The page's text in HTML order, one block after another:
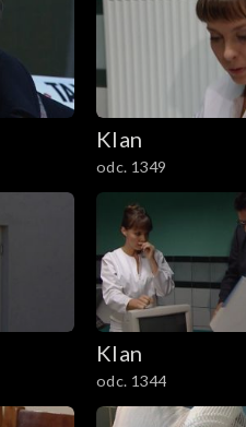
601–700
501–600
401–500
301–400
201–300
101–200
1–100
Klan
odc. 1349
Klan
odc. 1344